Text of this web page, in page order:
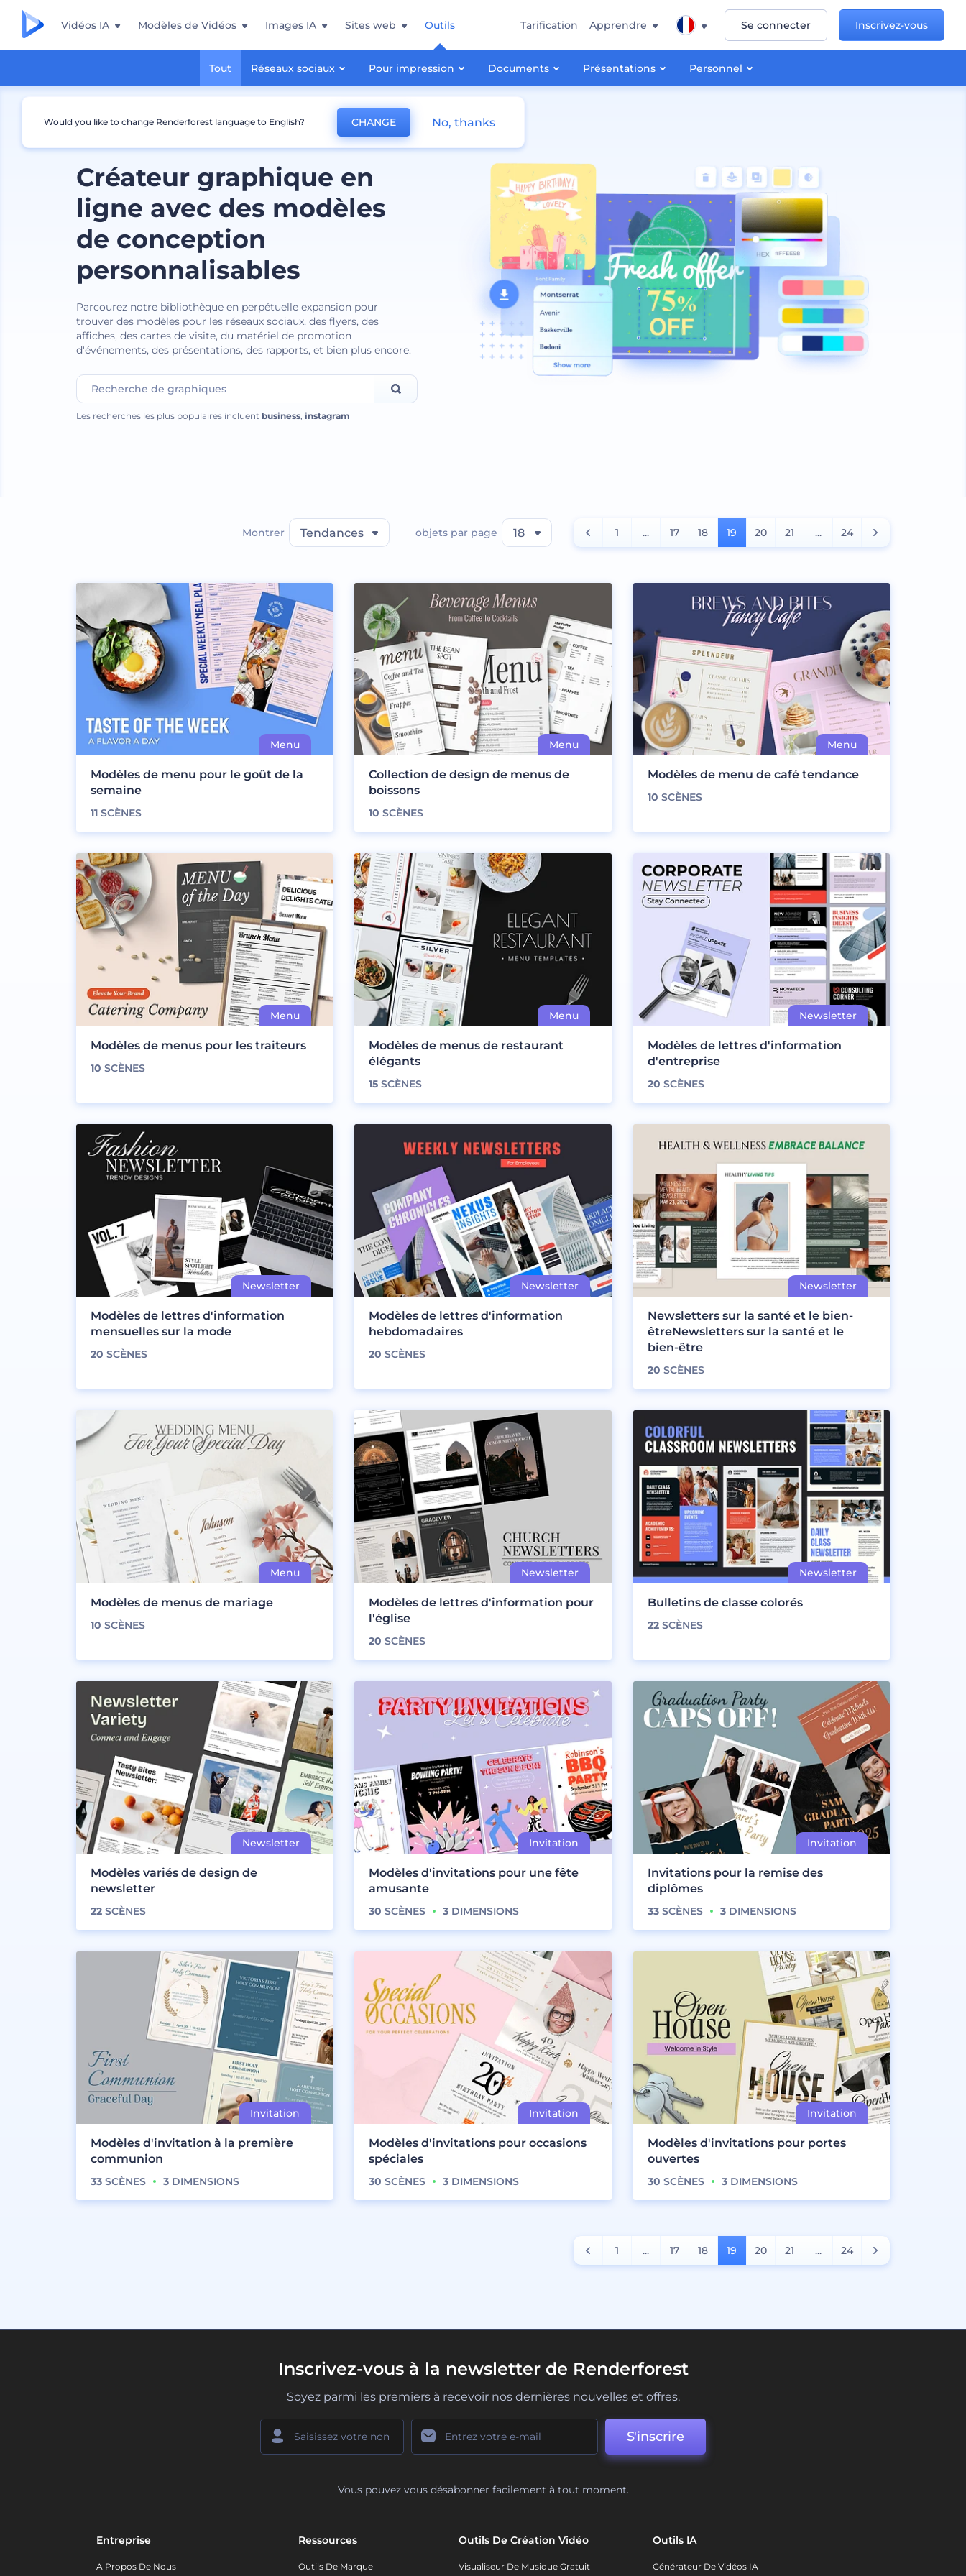
Vidéos IA Modèles de Vidéos Images IA Sites web Outils
Tout Réseaux sociaux Pour impression Documents Présentations Personnel
Tarification Apprendre Se connecter Inscrivez-vous
Créateur graphique en
ligne avec des modèles
de conception
personnalisables
Parcourez notre bibliothèque en perpétuelle expansion pour
trouver des modèles pour les réseaux sociaux, des flyers, des
affiches, des cartes de visite, du matériel de promotion
d'événements, des présentations, des rapports, et bien plus encore.
Les recherches les plus populaires incluent business,instagram
Montrer Tendances objets par page 18 1 ... 17 18 19 20 21 ... 24
Modèles de menu pour le goût de la
semaine
11 SCÈNES
Collection de design de menus de
boissons
10 SCÈNES
Modèles de menu de café tendance
10 SCÈNES
Modèles de menus pour les traiteurs
10 SCÈNES
Modèles de menus de restaurant
élégants
15 SCÈNES
Modèles de lettres d'information
d'entreprise
20 SCÈNES
Modèles de lettres d'information
mensuelles sur la mode
20 SCÈNES
Modèles de lettres d'information
hebdomadaires
20 SCÈNES
Newsletters sur la santé et le bien-
êtreNewsletters sur la santé et le
bien-être
20 SCÈNES
Modèles de menus de mariage
10 SCÈNES
Modèles de lettres d'information pour
l'église
20 SCÈNES
Bulletins de classe colorés
22SCÈNES
Modèles variés de design de
newsletter
22 SCÈNES
Modèles d'invitations pour une fête
amusante
30 SCÈNES 3 DIMENSIONS
Invitations pour la remise des
diplômes
33SCÈNES 3DIMENSIONS
Modèles d'invitation à la première
communion
33 SCÈNES 3 DIMENSIONS
Modèles d'invitations pour occasions
spéciales
30 SCÈNES 3 DIMENSIONS
Modèles d'invitations pour portes
ouvertes
30 SCÈNES 3DIMENSIONS
1 ... 17 18 19 20 21 ... 24
Inscrivez-vous à la newsletter de Renderforest
Soyez parmi les premiers à recevoir nos dernières nouvelles et offres.
S'inscrire
Vous pouvez vous désabonner facilement à tout moment.
Entreprise
A Propos De Nous
Ressources
Outils De Marque
Outils De Création Vidéo
Visualiseur De Musique Gratuit
Outils IA
Générateur De Vidéos IA
Would you like to change Renderforest language to English? CHANGE No, thanks